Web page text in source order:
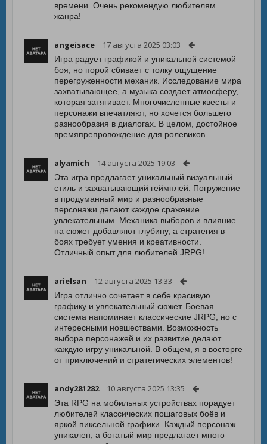
времени. Очень рекомендую любителям
жанра!
angeisace 17 августа 2025 03:03
Игра радует графикой и уникальной системой
боя, но порой сбивает с толку ощущение
перегруженности механик. Исследование мира
захватывающее, а музыка создает атмосферу,
которая затягивает. Многочисленные квесты и
персонажи впечатляют, но хочется большего
разнообразия в диалогах. В целом, достойное
времяпрепровождение для ролевиков.
alyamich 14 августа 2025 19:03
Эта игра предлагает уникальный визуальный
стиль и захватывающий геймплей. Погружение
в продуманный мир и разнообразные
персонажи делают каждое сражение
увлекательным. Механика выборов и влияние
на сюжет добавляют глубину, а стратегия в
боях требует умения и креативности.
Отличный опыт для любителей JRPG!
arielsan 12 августа 2025 13:33
Игра отлично сочетает в себе красивую
графику и увлекательный сюжет. Боевая
система напоминает классические JRPG, но с
интересными новшествами. Возможность
выбора персонажей и их развитие делают
каждую игру уникальной. В общем, я в восторге
от приключений и стратегических элементов!
andy281282 10 августа 2025 13:35
Эта RPG на мобильных устройствах порадует
любителей классических пошаговых боёв и
яркой пиксельной графики. Каждый персонаж
уникален, а богатый мир предлагает много